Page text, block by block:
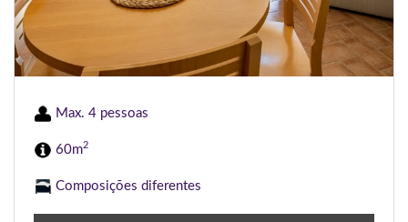
Max. 4 pessoas
60m2
Composições diferentes